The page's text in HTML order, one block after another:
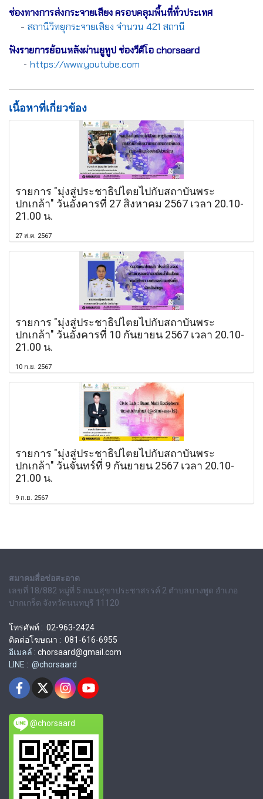
ช่องทางการส่งกระจายเสียง ครอบคลุมพื้นที่ทั่วประเทศ
- สถานีวิทยุกระจายเสียง จำนวน 421 สถานี
ฟังรายการย้อนหลังผ่านยูทูป ช่องวีดีโอ chorsaard
- https://www.youtube.com
เนื้อหาที่เกี่ยวข้อง
รายการ "มุ่งสู่ประชาธิปไตยไปกับสถาบันพระ
ปกเกล้า" วันอังคารที่ 27 สิงหาคม 2567 เวลา 20.10-
21.00 น.
27 ส.ค. 2567
รายการ "มุ่งสู่ประชาธิปไตยไปกับสถาบันพระ
ปกเกล้า" วันอังคารที่ 10 กันยายน 2567 เวลา 20.10-
21.00 น.
10 ก.ย. 2567
รายการ "มุ่งสู่ประชาธิปไตยไปกับสถาบันพระ
ปกเกล้า" วันจันทร์ที่ 9 กันยายน 2567 เวลา 20.10-
21.00 น.
9 ก.ย. 2567
สมาคมสื่อช่อสะอาด
เลขที่ 18/882 หมู่ที่ 5 ถนนสุขาประชาสรรค์ 2 ตำบลบางพูด อำเภอ
ปากเกร็ด จังหวัดนนทบุรี 11120
โทรศัพท์ : 02-963-2424
ติดต่อโฆษณา : 081-616-6955
อีเมลล์ : chorsaard@gmail.com
LINE : @chorsaard
@chorsaard